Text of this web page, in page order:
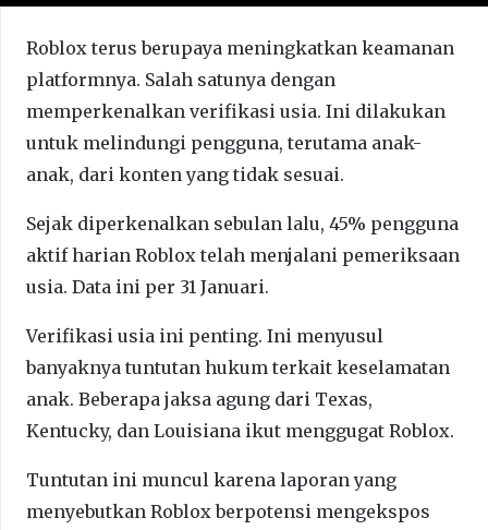
Roblox terus berupaya meningkatkan keamanan
platformnya. Salah satunya dengan
memperkenalkan verifikasi usia. Ini dilakukan
untuk melindungi pengguna, terutama anak-
anak, dari konten yang tidak sesuai.
Sejak diperkenalkan sebulan lalu, 45% pengguna
aktif harian Roblox telah menjalani pemeriksaan
usia. Data ini per 31 Januari.
Verifikasi usia ini penting. Ini menyusul
banyaknya tuntutan hukum terkait keselamatan
anak. Beberapa jaksa agung dari Texas,
Kentucky, dan Louisiana ikut menggugat Roblox.
Tuntutan ini muncul karena laporan yang
menyebutkan Roblox berpotensi mengekspos